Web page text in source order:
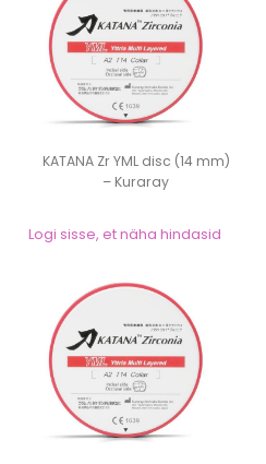
KATANA Zr YML disc (14 mm)
– Kuraray
Logi sisse, et näha hindasid